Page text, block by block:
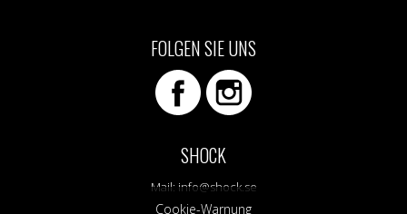
FOLGEN SIE UNS
SHOCK
Mail: info@shock.se
Cookie-Warnung